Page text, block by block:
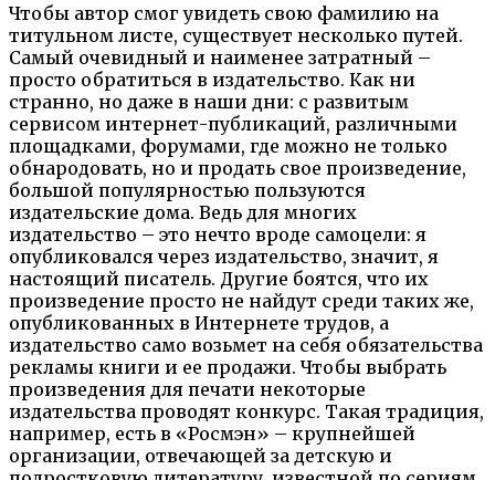
Чтобы автор смог увидеть свою фамилию на
титульном листе, существует несколько путей.
Самый очевидный и наименее затратный –
просто обратиться в издательство. Как ни
странно, но даже в наши дни: с развитым
сервисом интернет-публикаций, различными
площадками, форумами, где можно не только
обнародовать, но и продать свое произведение,
большой популярностью пользуются
издательские дома. Ведь для многих
издательство – это нечто вроде самоцели: я
опубликовался через издательство, значит, я
настоящий писатель. Другие боятся, что их
произведение просто не найдут среди таких же,
опубликованных в Интернете трудов, а
издательство само возьмет на себя обязательства
рекламы книги и ее продажи. Чтобы выбрать
произведения для печати некоторые
издательства проводят конкурс. Такая традиция,
например, есть в «Росмэн» – крупнейшей
организации, отвечающей за детскую и